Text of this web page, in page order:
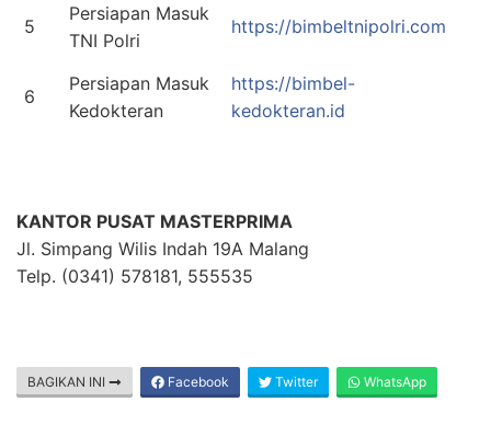
5
Persiapan Masuk
TNI Polri
https://bimbeltnipolri.com
6
Persiapan Masuk
Kedokteran
https://bimbel-
kedokteran.id
KANTOR PUSAT MASTERPRIMA
Jl. Simpang Wilis Indah 19A Malang
Telp. (0341) 578181, 555535
BAGIKAN INI Facebook Twitter WhatsApp